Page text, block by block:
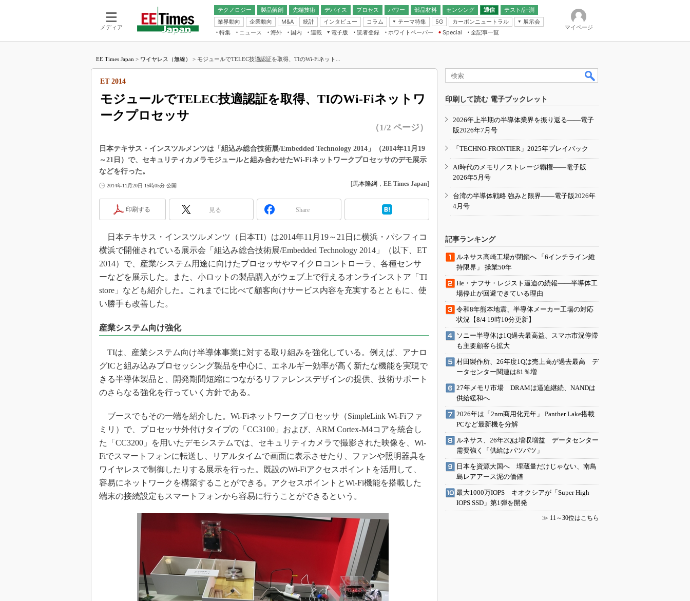
メディア
テクノロジー 製品解剖
先端技術
電池／エネルギー
デバイス
アナログ
マイコン
プロセス パワー 部品材料 センシング
通信
無線
テスト/計測
業界動向
企業動向 M&A 統計 インタビュー コラム
テーマ特集
フィジカルAI
読者調査（EE Times Research）
電源設計（EDN Japan）
エレクトロニクス入門（EDN
5G カーボンニュートラル
展示会
IoT・エッジコンピューティング
EXPO
TECHNO-FRONTIER
人とくるま展
特集 ニュース 海外 国内
連載
福田昭のデバイス通信
大山聡の業界スコープ
世界を「数字」で回してみよう
製品分解で探るアジアの新トレンド
光伝送技術を知る
“異端児エンジニア”が仕掛けた社内
イノベーションは日本を救うのか
JASA発IoT通信
電子版
電子ブックレット
読者登録 ホワイトペーパー
Special
全記事一覧
マイページ
EE Times Japan > ワイヤレス（無線） > モジュールでTELEC技適認証を取得、TIのWi-Fiネット...
モジュールでTELEC技適認証を取得、TIのWi-Fiネットワ
ークプロセッサ
ET 2014
（1/2 ページ）
日本テキサス・インスツルメンツは「組込み総合技術展/Embedded Technology 2014」（2014年11月19
～21日）で、セキュリティカメラモジュールと組み合わせたWi-Fiネットワークプロセッサのデモ展示
などを行った。
2014年11月20日 15時05分 公開 [馬本隆綱 ， EE Times Japan]
印刷する 見る Share
日本テキサス・インスツルメンツ（日本TI）は2014年11月19～21日に横浜・パシフィコ
横浜で開催されている展示会「組込み総合技術展/Embedded Technology 2014」（以下、ET
2014）で、産業/システム用途に向けたプロセッサやマイクロコントローラ、各種センサ
ーなどを展示した。また、小ロットの製品購入がウェブ上で行えるオンラインストア「TI
store」なども紹介した。これまでに比べて顧客向けサービス内容を充実するとともに、使
い勝手も改善した。
産業システム向け強化
TIは、産業システム向け半導体事業に対する取り組みを強化している。例えば、アナロ
グICと組み込みプロセッシング製品を中心に、エネルギー効率が高く新たな機能を実現で
きる半導体製品と、開発期間短縮につながるリファレンスデザインの提供、技術サポート
のさらなる強化を行っていく方針である。
ブースでもその一端を紹介した。Wi-Fiネットワークプロセッサ（SimpleLink Wi-Fiファ
ミリ）で、プロセッサ外付けタイプの「CC3100」および、ARM Cortex-M4コアを統合し
た「CC3200」を用いたデモシステムでは、セキュリティカメラで撮影された映像を、Wi-
Fiでスマートフォンに転送し、リアルタイムで画面に表示させたり、ファンや照明器具を
ワイヤレスで制御したりする展示を行った。既設のWi-Fiアクセスポイントを活用して、
容易にネットワークを構築することができる。アクセスポイントとWi-Fi機能を搭載した
端末の接続設定もスマートフォンから容易に行うことができるという。
印刷して読む 電子ブックレット
2026年上半期の半導体業界を振り返る――電子
版2026年7月号
「TECHNO-FRONTIER」2025年プレイバック
AI時代のメモリ／ストレージ覇権――電子版
2026年5月号
台湾の半導体戦略 強みと限界――電子版2026年
4月号
記事ランキング
ルネサス高崎工場が閉鎖へ 「6インチライン維
持限界」 操業50年
He・ナフサ・レジスト逼迫の続報――半導体工
場停止が回避できている理由
令和8年熊本地震、半導体メーカー工場の対応
状況【8/4 19時10分更新】
ソニー半導体は1Q過去最高益、スマホ市況停滞
も主要顧客ら拡大
村田製作所、26年度1Qは売上高が過去最高 デ
ータセンター関連は81％増
27年メモリ市場 DRAMは逼迫継続、NANDは
供給緩和へ
2026年は「2nm商用化元年」 Panther Lake搭載
PCなど最新機を分解
ルネサス、26年2Qは増収増益 データセンター
需要強く「供給はパツパツ」
日本を資源大国へ 埋蔵量だけじゃない、南鳥
島レアアース泥の価値
最大1000万IOPS キオクシアが「Super High
IOPS SSD」第1弾を開発
≫ 11～30位はこちら